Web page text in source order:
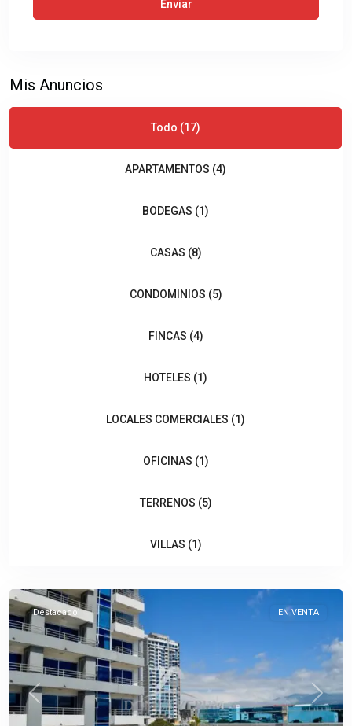
Mis Anuncios
Todo (17)
APARTAMENTOS (4)
BODEGAS (1)
CASAS (8)
CONDOMINIOS (5)
FINCAS (4)
HOTELES (1)
LOCALES COMERCIALES (1)
OFICINAS (1)
TERRENOS (5)
VILLAS (1)
Previous Next
Destacado EN VENTA